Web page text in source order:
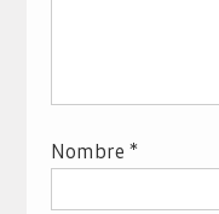
Nombre *